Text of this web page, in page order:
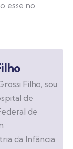
esse no
Filho, sou
de
de
da Infância